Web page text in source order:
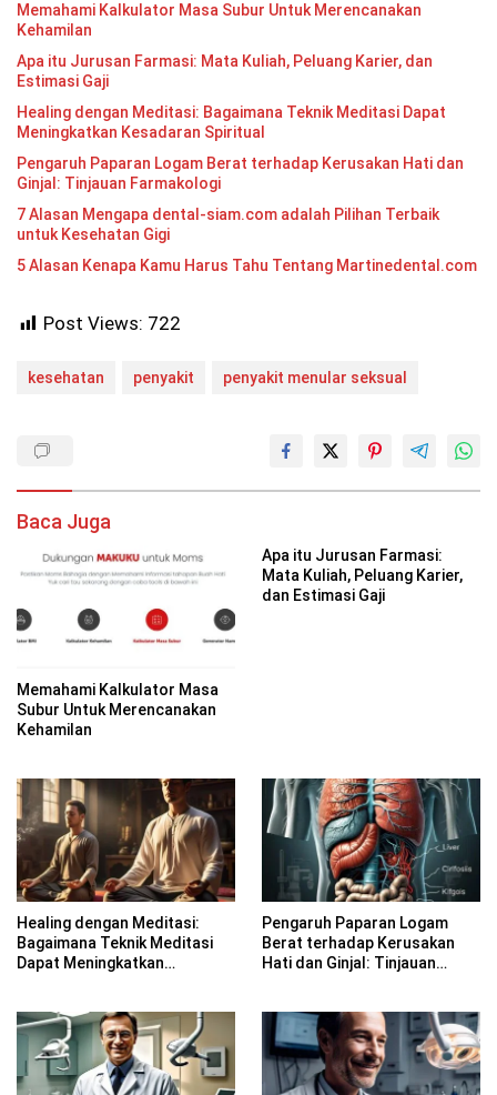
Memahami Kalkulator Masa Subur Untuk Merencanakan
Kehamilan
Apa itu Jurusan Farmasi: Mata Kuliah, Peluang Karier, dan
Estimasi Gaji
Healing dengan Meditasi: Bagaimana Teknik Meditasi Dapat
Meningkatkan Kesadaran Spiritual
Pengaruh Paparan Logam Berat terhadap Kerusakan Hati dan
Ginjal: Tinjauan Farmakologi
7 Alasan Mengapa dental-siam.com adalah Pilihan Terbaik
untuk Kesehatan Gigi
5 Alasan Kenapa Kamu Harus Tahu Tentang Martinedental.com
Post Views: 722
kesehatan penyakit penyakit menular seksual
Baca Juga
Memahami Kalkulator Masa
Subur Untuk Merencanakan
Kehamilan
Apa itu Jurusan Farmasi:
Mata Kuliah, Peluang Karier,
dan Estimasi Gaji
Healing dengan Meditasi:
Bagaimana Teknik Meditasi
Dapat Meningkatkan
Pengaruh Paparan Logam
Berat terhadap Kerusakan
Hati dan Ginjal: Tinjauan